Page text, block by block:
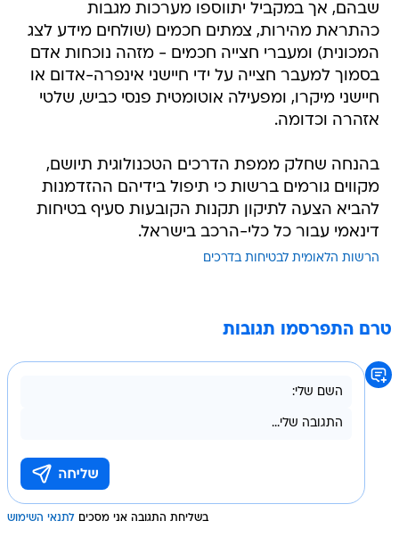
שבהם, אך במקביל יתווספו מערכות מגבות
כהתראת מהירות, צמתים חכמים (שולחים מידע לצג
המכונית) ומעברי חצייה חכמים - מזהה נוכחות אדם
בסמוך למעבר חצייה על ידי חיישני אינפרה-אדום או
חיישני מיקרו, ומפעילה אוטומטית פנסי כביש, שלטי
אזהרה וכדומה.
בהנחה שחלק ממפת הדרכים הטכנולוגית תיושם,
מקווים גורמים ברשות כי תיפול בידיהם ההזדמנות
להביא הצעה לתיקון תקנות הקובעות סעיף בטיחות
דינאמי עבור כל כלי-הרכב בישראל.
הרשות הלאומית לבטיחות בדרכים
טרם התפרסמו תגובות
בשליחת התגובה אני מסכים לתנאי השימוש